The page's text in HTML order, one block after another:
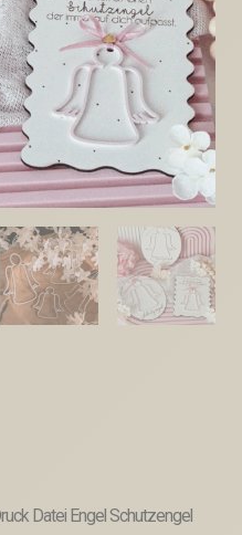
Datei Engel Schutzengel